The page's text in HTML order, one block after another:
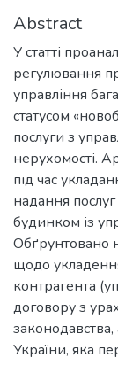
Abstract
У статті
регулювання
управління
статусом
послуги з
нерухомості.
під час
надання
будинком із
Обґрунтовано
щодо
контрагента
договору з
України, яка